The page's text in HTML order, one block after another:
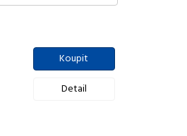
Koupit
Detail